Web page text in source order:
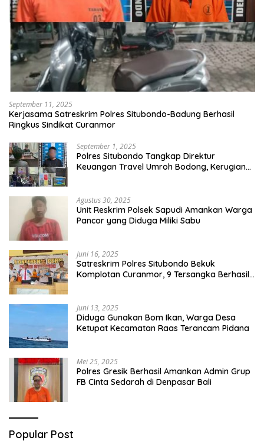
September 11, 2025
Kerjasama Satreskrim Polres Situbondo-Badung Berhasil
Ringkus Sindikat Curanmor
September 1, 2025
Polres Situbondo Tangkap Direktur
Keuangan Travel Umroh Bodong, Kerugian
Agustus 30, 2025
Unit Reskrim Polsek Sapudi Amankan Warga
Pancor yang Diduga Miliki Sabu
Juni 16, 2025
Satreskrim Polres Situbondo Bekuk
Komplotan Curanmor, 9 Tersangka Berhasil
Juni 13, 2025
Diduga Gunakan Bom Ikan, Warga Desa
Ketupat Kecamatan Raas Terancam Pidana
Mei 25, 2025
Polres Gresik Berhasil Amankan Admin Grup
FB Cinta Sedarah di Denpasar Bali
Popular Post